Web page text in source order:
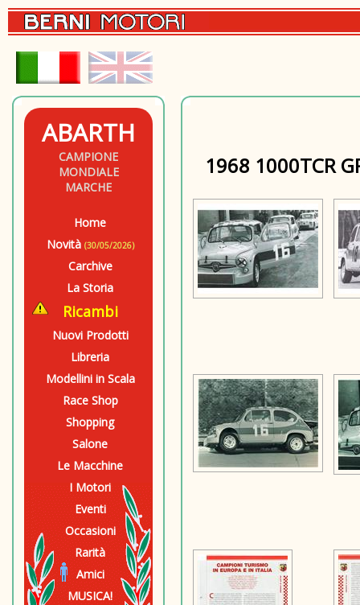
ABARTH
CAMPIONE
MONDIALE
MARCHE
Home
Novità (30/05/2026)
Carchive
La Storia
Ricambi
Nuovi Prodotti
Libreria
Modellini in Scala
Race Shop
Shopping
Salone
Le Macchine
I Motori
Eventi
Occasioni
Rarità
Amici
MUSICA!
1968 1000TCR